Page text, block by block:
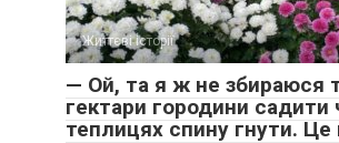
Життєві історії
— Ой, та я ж не збираюся
гектари городини садити
теплицях спину гнути. Це